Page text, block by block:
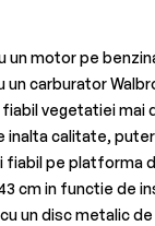
un motor pe
un carburator
vegetatiei mai
inalta calitate,
fiabil pe platforma
cm in functie de
un disc metalic